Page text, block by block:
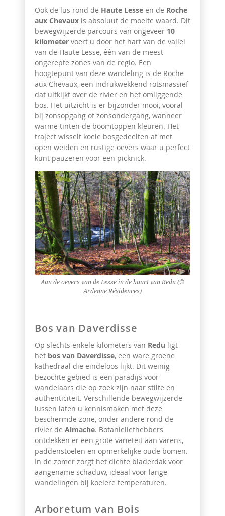
Ook de lus rond de Haute Lesse en de Roche
aux Chevaux is absoluut de moeite waard. Dit
bewegwijzerde parcours van ongeveer 10
kilometer voert u door het hart van de vallei
van de Haute Lesse, één van de meest
ongerepte zones van de regio. Een
hoogtepunt van deze wandeling is de Roche
aux Chevaux, een indrukwekkend rotsmassief
dat uitkijkt over de rivier en het omliggende
bos. Het uitzicht is er bijzonder mooi, vooral
bij zonsopgang of zonsondergang, wanneer
warme tinten de boomtoppen kleuren. Het
traject wisselt koele bosgedeelten af met
open weiden en rustige oevers waar u perfect
kunt pauzeren voor een picknick.
Aan de oevers van de Lesse in de buurt van Redu (©
Ardenne Résidences)
Bos van Daverdisse
Op slechts enkele kilometers van Redu ligt
het bos van Daverdisse, een ware groene
kathedraal die eindeloos lijkt. Dit weinig
bezochte gebied is een paradijs voor
wandelaars die op zoek zijn naar stilte en
authenticiteit. Verschillende bewegwijzerde
lussen laten u kennismaken met deze
beschermde zone, onder andere rond de
rivier de Almache. Botanieliefhebbers
ontdekken er een grote variëteit aan varens,
paddenstoelen en opmerkelijke oude bomen.
In de zomer zorgt het dichte bladerdak voor
aangename schaduw, ideaal voor lange
wandelingen bij koelere temperaturen.
Arboretum van Bois